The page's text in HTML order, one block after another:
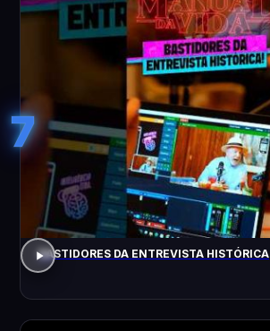
7
BASTIDORES DA ENTREVISTA HISTÓRICA